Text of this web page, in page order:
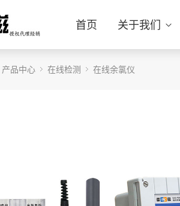
首页 关于我们
产品中心 在线检测 在线余氯仪